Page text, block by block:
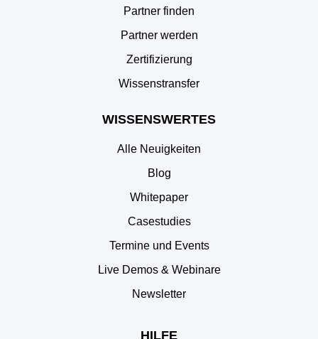
Partner finden
Partner werden
Zertifizierung
Wissenstransfer
WISSENSWERTES
Alle Neuigkeiten
Blog
Whitepaper
Casestudies
Termine und Events
Live Demos & Webinare
Newsletter
HILFE